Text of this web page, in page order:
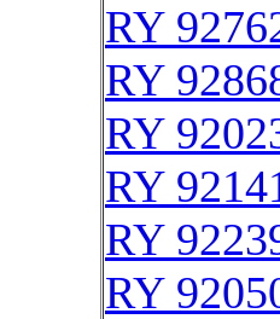
RY
RY
RY
RY
RY
RY